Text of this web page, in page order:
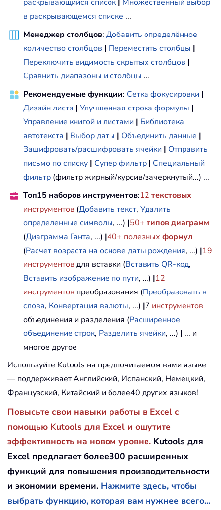
раскрывающийся список
Множественный выбор
в раскрывающемся списке ...
Менеджер столбцов: Добавить определённое
количество столбцов | Переместить столбцы |
Переключить видимость скрытых столбцов |
Сравнить диапазоны и столбцы ...
Рекомендуемые функции: Сетка фокусировки |
Дизайн листа | Улучшенная строка формулы |
Управление книгой и листами | Библиотека
автотекста | Выбор даты | Объединить данные |
Зашифровать/расшифровать ячейки | Отправить
письмо по списку | Супер фильтр | Специальный
фильтр (фильтр жирный/курсив/зачеркнутый...) ...
Топ15 наборов инструментов:12 текстовых
инструментов (Добавить текст, Удалить
определенные символы, ...) |50+ типов диаграмм
(Диаграмма Ганта, ...) |40+ полезных формул
(Расчет возраста на основе даты рождения, ...) |19
инструментов для вставки (Вставить QR-код,
Вставить изображение по пути, ...) |12
инструментов преобразования (Преобразовать в
слова, Конвертация валюты, ...) |7 инструментов
объединения и разделения (Расширенное
объединение строк, Разделить ячейки, ...) | ... и
многое другое
Используйте Kutools на предпочитаемом вами языке
— поддерживает Английский, Испанский, Немецкий,
Французский, Китайский и более40 других языков!
Повысьте свои навыки работы в Excel с
помощью Kutools для Excel и ощутите
эффективность на новом уровне. Kutools для
Excel предлагает более300 расширенных
функций для повышения производительности
и экономии времени. Нажмите здесь, чтобы
выбрать функцию, которая вам нужнее всего...